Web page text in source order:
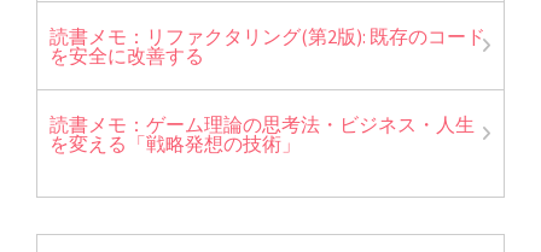
読書メモ：リファクタリング(第2版): 既存のコード
を安全に改善する
読書メモ：ゲーム理論の思考法・ビジネス・人生
を変える「戦略発想の技術」